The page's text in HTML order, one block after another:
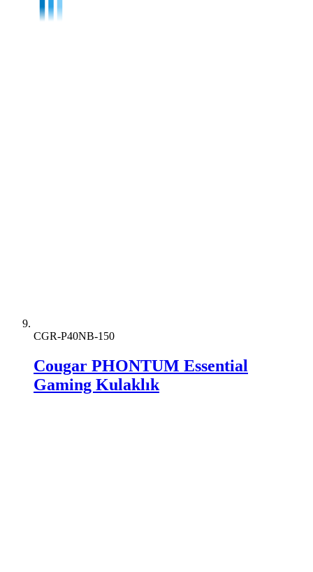
CGR-P40NB-150
Cougar PHONTUM Essential
Gaming Kulaklık